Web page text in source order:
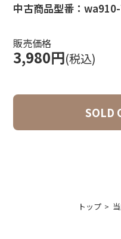
中古商品型番：
販売価格
3,980円(税込)
SOLD
トップ